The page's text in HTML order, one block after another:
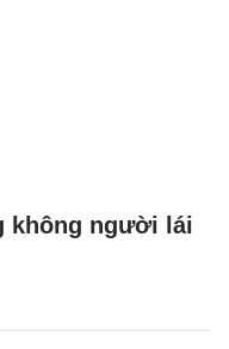
không người lái